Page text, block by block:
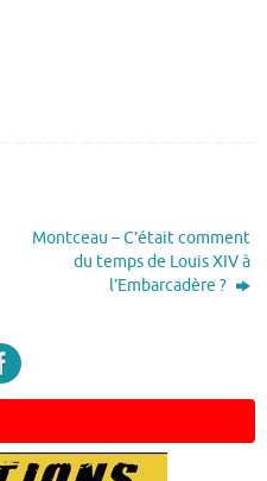
Montceau – C’était comment
du temps de Louis XIV à
l’Embarcadère ?